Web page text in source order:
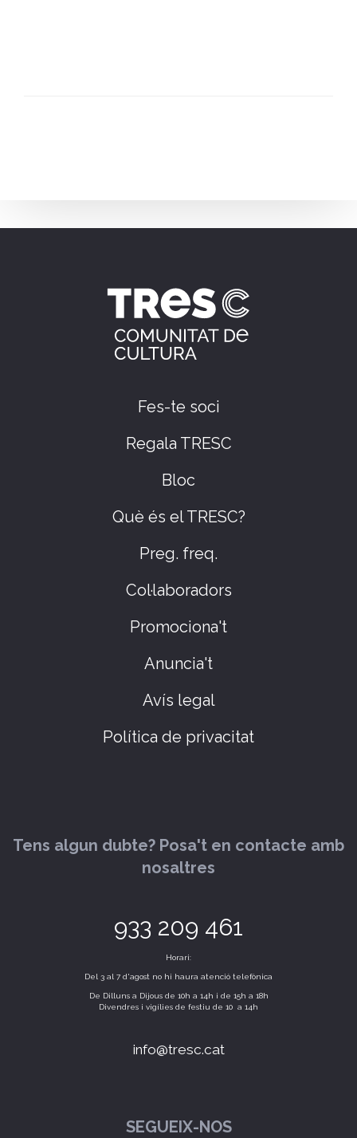
Fes-te soci
Regala TRESC
Bloc
Què és el TRESC?
Preg. freq.
Col·laboradors
Promociona't
Anuncia't
Avís legal
Política de privacitat
Tens algun dubte? Posa't en contacte amb
nosaltres
933 209 461
Horari:
Del 3 al 7 d'agost no hi haura atenció telefònica
De Dilluns a Dijous de 10h a 14h i de 15h a 18h
Divendres i vigílies de festiu de 10 a 14h
info@tresc.cat
SEGUEIX-NOS